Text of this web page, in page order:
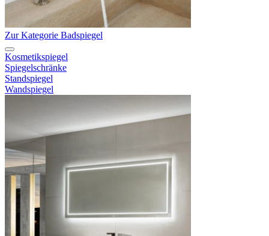
Zur Kategorie Badspiegel
Kosmetikspiegel
Spiegelschränke
Standspiegel
Wandspiegel